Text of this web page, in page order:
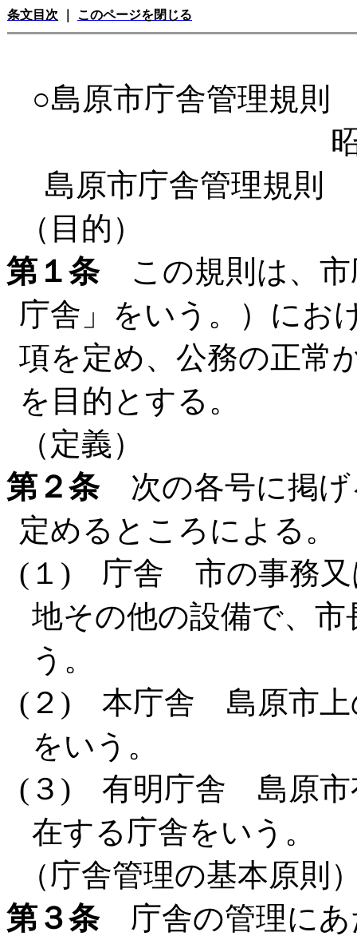
条文目次 このページを閉じる
○島原市庁舎管理規則
島原市庁舎管理規則
（目的）
第１条この規則は、市
庁舎」をいう。）にお
項を定め、公務の正常
を目的とする。
（定義）
第２条次の各号に掲げ
定めるところによる。
(１) 庁舎 市の事務又
地その他の設備で、
う。
(２) 本庁舎 島原市上
をいう。
(３) 有明庁舎 島原市
在する庁舎をいう。
（庁舎管理の基本原則
第３条庁舎の管理にあ